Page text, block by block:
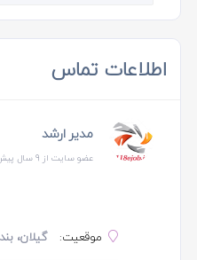
اطلاعات تماس
مدیر ارشد
عضو سایت از 9 سال پیش
موقعیت: گیلان،